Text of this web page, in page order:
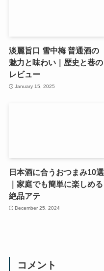
淡麗旨口 雪中梅 普通酒の
魅力と味わい｜歴史と巷の
レビュー
January 15, 2025
日本酒に合うおつまみ10選
｜家庭でも簡単に楽しめる
絶品アテ
December 25, 2024
コメント